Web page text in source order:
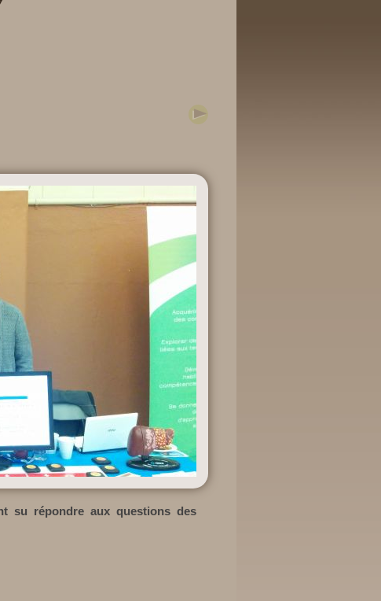
su répondre aux questions des